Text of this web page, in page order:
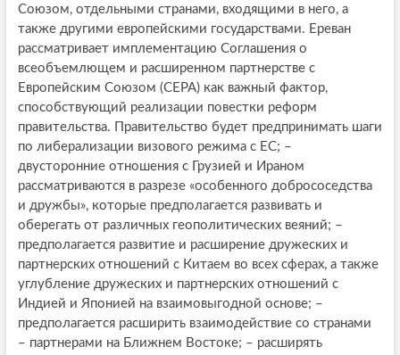
Союзом, отдельными странами, входящими в него, а
также другими европейскими государствами. Ереван
рассматривает имплементацию Соглашения о
всеобъемлющем и расширенном партнерстве с
Европейским Союзом (СЕРА) как важный фактор,
способствующий реализации повестки реформ
правительства. Правительство будет предпринимать шаги
по либерализации визового режима с ЕС; –
двусторонние отношения с Грузией и Ираном
рассматриваются в разрезе «особенного добрососедства
и дружбы», которые предполагается развивать и
оберегать от различных геополитических веяний; –
предполагается развитие и расширение дружеских и
партнерских отношений с Китаем во всех сферах, а также
углубление дружеских и партнерских отношений с
Индией и Японией на взаимовыгодной основе; –
предполагается расширить взаимодействие со странами
– партнерами на Ближнем Востоке; – расширять